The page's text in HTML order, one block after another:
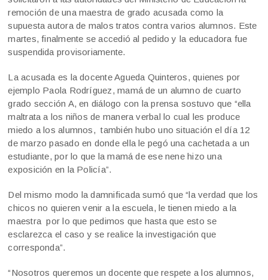
remoción de una maestra de grado acusada como la
supuesta autora de malos tratos contra varios alumnos. Este
martes, finalmente se accedió al pedido y la educadora fue
suspendida provisoriamente.
La acusada es la docente Agueda Quinteros, quienes por
ejemplo Paola Rodríguez, mamá de un alumno de cuarto
grado sección A, en diálogo con la prensa sostuvo que “ella
maltrata a los niños de manera verbal lo cual les produce
miedo a los alumnos, también hubo uno situación el día 12
de marzo pasado en donde ella le pegó una cachetada a un
estudiante, por lo que la mamá de ese nene hizo una
exposición en la Policía”.
Del mismo modo la damnificada sumó que “la verdad que los
chicos no quieren venir a la escuela, le tienen miedo a la
maestra por lo que pedimos que hasta que esto se
esclarezca el caso y se realice la investigación que
corresponda”.
“Nosotros queremos un docente que respete a los alumnos,